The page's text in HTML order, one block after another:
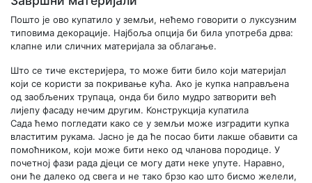
Пошто је ово купатило у земљи, нећемо говорити о луксузним
типовима декорације. Најбоља опција би била употреба дрва:
клапне или сличних материјала за облагање.
Што се тиче екстеријера, то може бити било који материјал
који се користи за покривање кућа. Ако је купка направљена
од заобљених трупаца, онда би било мудро затворити већ
лијепу фасаду нечим другим. Конструкција купатила
Сада ћемо погледати како се у земљи може изградити купка
властитим рукама. Јасно је да ће посао бити лакше обавити са
помоћником, који може бити неко од чланова породице. У
почетној фази рада дјеци се могу дати неке упуте. Наравно,
они ће далеко од свега и не тако брзо као што бисмо желели,